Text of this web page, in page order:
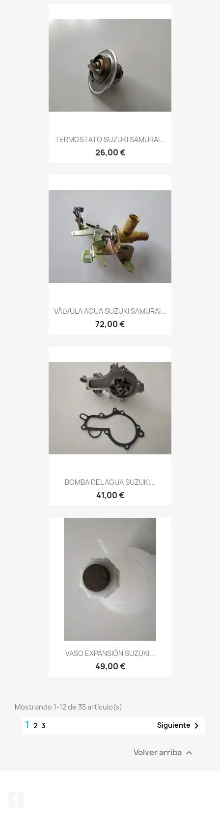
TERMOSTATO SUZUKI SAMURAI...
26,00 €
VÁLVULA AGUA SUZUKI SAMURAI...
72,00 €
BOMBA DEL AGUA SUZUKI...
41,00 €
VASO EXPANSIÓN SUZUKI...
49,00 €
Mostrando 1-12 de 35 artículo(s)
1 2 3 Siguiente 
Volver arriba 